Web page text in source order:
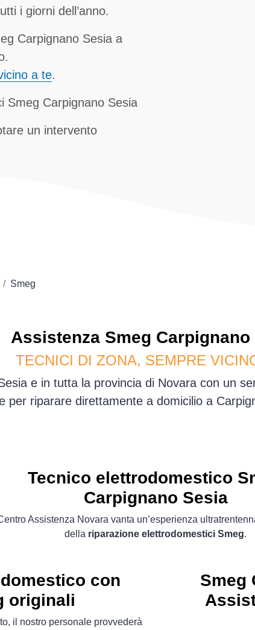
i giorni dell’anno.
Carpignano Sesia a
a te.
Smeg Carpignano Sesia
un intervento
Smeg
Assistenza Smeg Carpignano
TECNICI DI ZONA, SEMPRE
e in tutta la provincia di Novara con un
per riparare direttamente a domicilio a
Tecnico elettrodomestico
Carpignano Sesia
Assistenza Novara vanta un’esperienza
della riparazione elettrodomestici Smeg.
con
originali
il nostro personale provvederà
Smeg